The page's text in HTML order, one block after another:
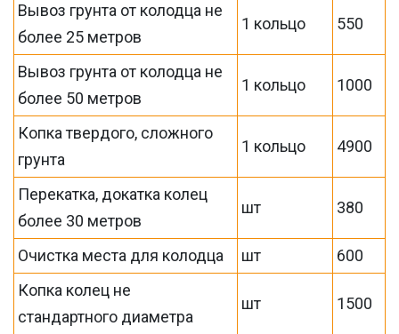
Вывоз грунта от колодца не
более 25 метров
1 кольцо 550
Вывоз грунта от колодца не
более 50 метров
1 кольцо 1000
Копка твердого, сложного
грунта
1 кольцо 4900
Перекатка, докатка колец
более 30 метров
шт 380
Очистка места для колодца шт
600
Копка колец не
стандартного диаметра
шт 1500